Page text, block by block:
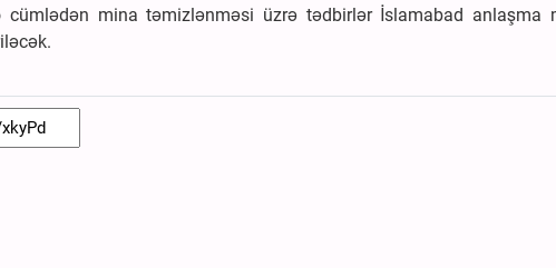
cümlədən mina təmizlənməsi üzrə tədbirlər İslamabad anlaşma